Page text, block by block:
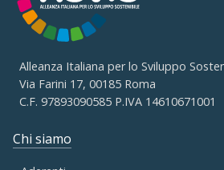
Alleanza Italiana per lo Sviluppo
Via Farini 17, 00185 Roma
C.F. 97893090585 P.IVA 14610671001
Chi siamo